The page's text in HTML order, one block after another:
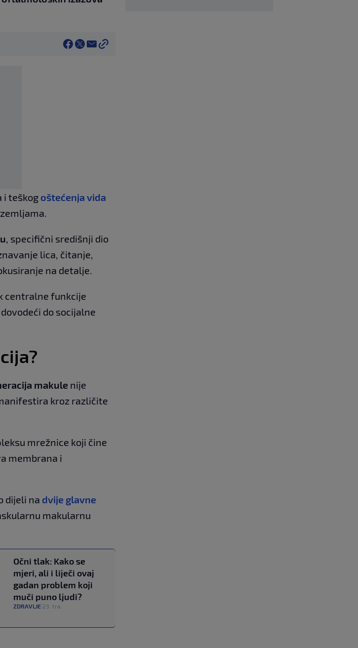
i teškog oštećenja vida
, specifični središnji dio
lica, čitanje,
na detalje.
centralne funkcije
do socijalne
makule nije
kroz različite
mrežnice koji čine
membrana i
dijeli na dvije glavne
makularnu
Očni tlak: Kako se
mjeri, ali i liječi ovaj
gadan problem koji
muči puno ljudi?
ZDRAVLJE 23. tra.